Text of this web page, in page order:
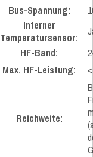
Bus-Spannung:
Interner
Temperatursensor:
HF-Band:
Max. HF-Leistung:
Reichweite: